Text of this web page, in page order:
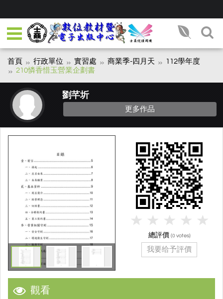
首頁 行政單位 實習處 商業季-四月天
112學年度
210憐香惜玉營業企劃書
劉芊圻
更多作品
觀看
總評價 (0 votes)
我要给予評價